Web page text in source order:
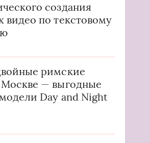
создания
видео по текстовому
римские
— выгодные
Day and Night